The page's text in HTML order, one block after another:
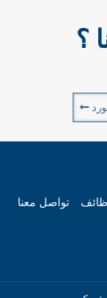
؟
تواصل معنا